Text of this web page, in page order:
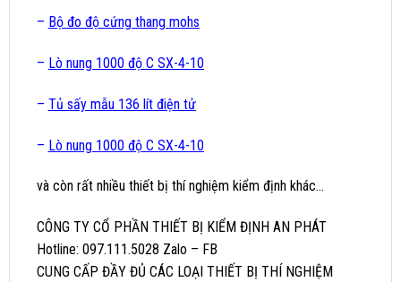
– Bộ đo độ cứng thang mohs
– Lò nung 1000 độ C SX-4-10
– Tủ sấy mẫu 136 lít điện tử
– Lò nung 1000 độ C SX-4-10
và còn rất nhiều thiết bị thí nghiệm kiểm định khác…
CÔNG TY CỔ PHẦN THIẾT BỊ KIỂM ĐỊNH AN PHÁT
Hotline: 097.111.5028 Zalo – FB
CUNG CẤP ĐẦY ĐỦ CÁC LOẠI THIẾT BỊ THÍ NGHIỆM